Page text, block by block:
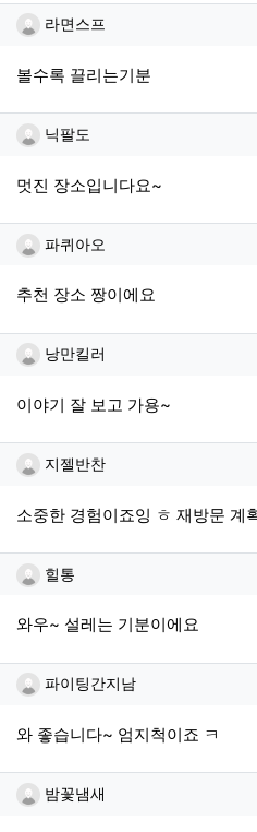
라면스프님의 댓글
라면스프
볼수록 끌리는기분
닉팔도님의 댓글
닉팔도
멋진 장소입니다요~
파퀴아오님의 댓글
파퀴아오
추천 장소 짱이에요
낭만킬러님의 댓글
낭만킬러
이야기 잘 보고 가용~
지젤반찬님의 댓글
지젤반찬
소중한 경험이죠잉 ㅎ 재방문 계
힐통님의 댓글
힐통
와우~ 설레는 기분이에요
파이팅간지남님의
파이팅간지남
와 좋습니다~ 엄지척이죠 ㅋ
밤꽃냄새님의 댓글
밤꽃냄새